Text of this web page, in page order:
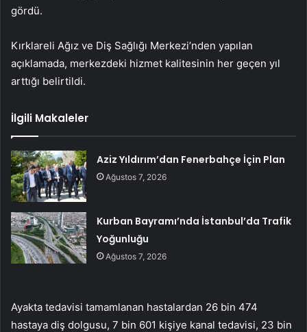
gördü.
Kırklareli Ağız ve Diş Sağlığı Merkezi’nden yapılan
açıklamada, merkezdeki hizmet kalitesinin her geçen yıl
arttığı belirtildi.
İlgili Makaleler
Aziz Yıldırım’dan Fenerbahçe İçin Plan
Ağustos 7, 2026
Kurban Bayramı’nda İstanbul’da Trafik
Yoğunluğu
Ağustos 7, 2026
Ayakta tedavisi tamamlanan hastalardan 26 bin 474
hastaya diş dolgusu, 7 bin 601 kişiye kanal tedavisi, 23 bin